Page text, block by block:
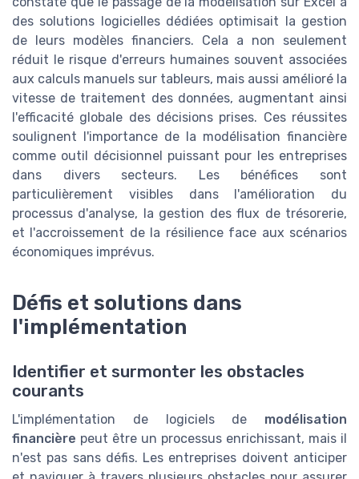
des solutions logicielles dédiées optimisait la gestion
de leurs modèles financiers. Cela a non seulement
réduit le risque d'erreurs humaines souvent associées
aux calculs manuels sur tableurs, mais aussi amélioré la
vitesse de traitement des données, augmentant ainsi
l'efficacité globale des décisions prises. Ces réussites
soulignent l'importance de la modélisation financière
comme outil décisionnel puissant pour les entreprises
dans divers secteurs. Les bénéfices sont
particulièrement visibles dans l'amélioration du
processus d'analyse, la gestion des flux de trésorerie,
et l'accroissement de la résilience face aux scénarios
économiques imprévus.
Défis et solutions dans
l'implémentation
Identifier et surmonter les obstacles
courants
L'implémentation de logiciels de modélisation
financière peut être un processus enrichissant, mais il
n'est pas sans défis. Les entreprises doivent anticiper